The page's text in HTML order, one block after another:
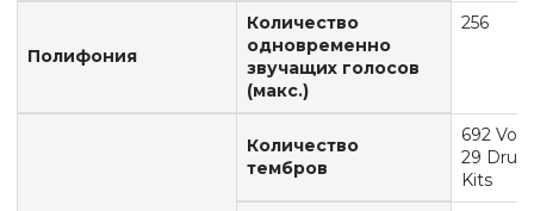
Полифония
Количество
одновременно
звучащих голосов
(макс.)
256
Количество
тембров
692
29
Kits